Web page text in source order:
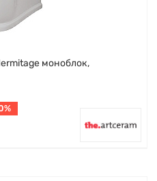
моноблок,